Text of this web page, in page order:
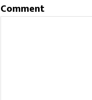
Comment